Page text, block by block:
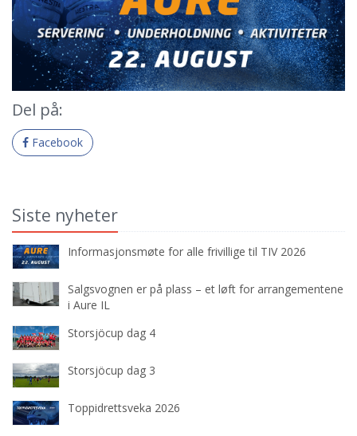
Del på:
Facebook
Siste nyheter
Informasjonsmøte for alle frivillige til TIV 2026
Salgsvognen er på plass – et løft for arrangementene
i Aure IL
Storsjöcup dag 4
Storsjöcup dag 3
Toppidrettsveka 2026